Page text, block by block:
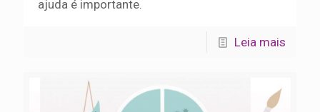
ajuda é importante.
Leia mais